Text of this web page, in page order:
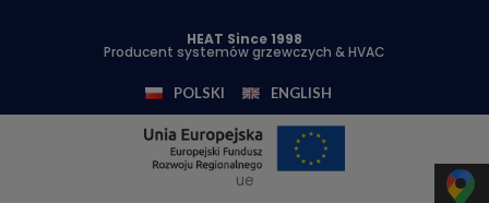
HEAT Since 1998
Producent systemów grzewczych & HVAC
POLSKI ENGLISH
ue